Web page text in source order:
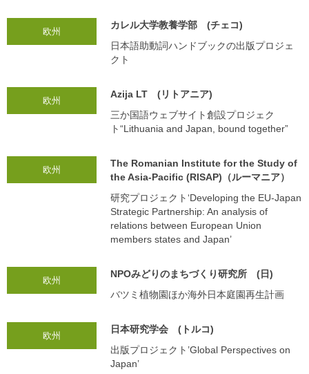
欧州
カレル大学教養学部 (チェコ)
日本語助動詞ハンドブックの出版プロジェ
クト
欧州
Azija LT (リトアニア)
三か国語ウェブサイト創設プロジェク
ト“Lithuania and Japan, bound together”
欧州
The Romanian Institute for the Study of
the Asia-Pacific (RISAP)（ルーマニア）
研究プロジェクト‘Developing the EU-Japan
Strategic Partnership: An analysis of
relations between European Union
members states and Japan’
欧州
NPOみどりのまちづくり研究所 (日)
バツミ植物園ほか海外日本庭園再生計画
欧州
日本研究学会 (トルコ)
出版プロジェクト’Global Perspectives on
Japan’